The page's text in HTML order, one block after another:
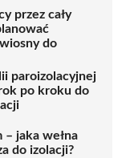
przez cały
do
paroizolacyjnej
po kroku do
– jaka wełna
do izolacji?